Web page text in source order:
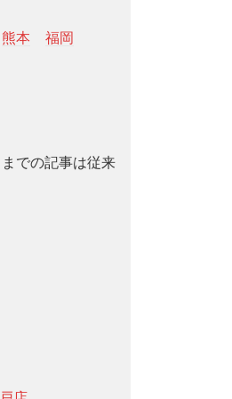
熊本
福岡
での記事は従来